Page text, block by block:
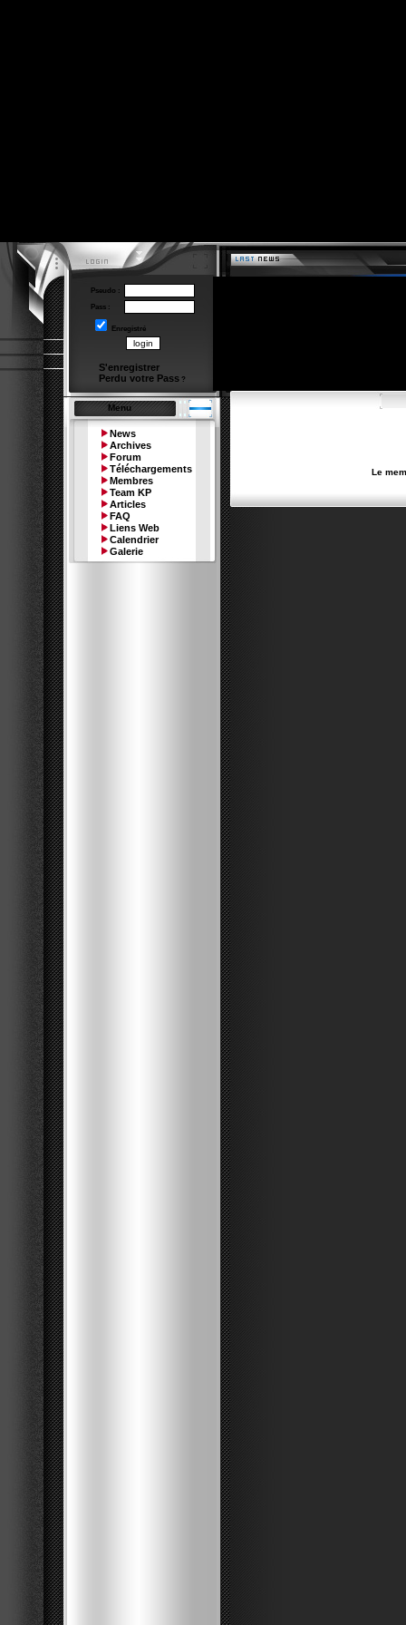
Pseudo :
Pass :
Enregistré
S'enregistrer
Perdu votre Pass ?
Menu
News
Archives
Forum
Téléchargements
Membres
Team KP
Articles
FAQ
Liens Web
Calendrier
Galerie
Le